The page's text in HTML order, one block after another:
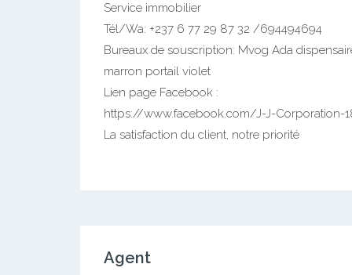
Service immobilier
Tél/Wa: +237 6 77 29 87 32 /694494694
Bureaux de souscription: Mvog Ada
marron portail violet
Lien page Facebook :
https://www.facebook.com/J-J-Corporation-
La satisfaction du client, notre priorité
Agent